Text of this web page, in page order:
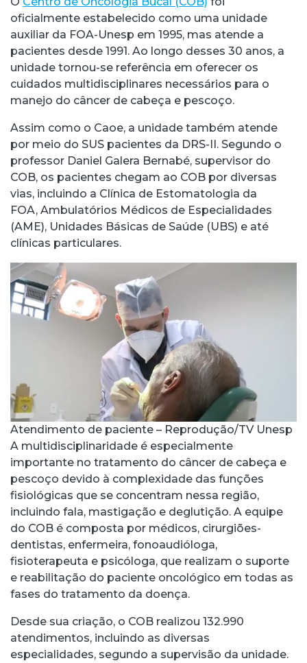
oficialmente estabelecido como uma unidade
auxiliar da FOA-Unesp em 1995, mas atende a
pacientes desde 1991. Ao longo desses 30 anos, a
unidade tornou-se referência em oferecer os
cuidados multidisciplinares necessários para o
manejo do câncer de cabeça e pescoço.
Assim como o Caoe, a unidade também atende
por meio do SUS pacientes da DRS-II. Segundo o
professor Daniel Galera Bernabé, supervisor do
COB, os pacientes chegam ao COB por diversas
vias, incluindo a Clínica de Estomatologia da
FOA, Ambulatórios Médicos de Especialidades
(AME), Unidades Básicas de Saúde (UBS) e até
clínicas particulares.
Atendimento de paciente – Reprodução/TV Unesp
A multidisciplinaridade é especialmente
importante no tratamento do câncer de cabeça e
pescoço devido à complexidade das funções
fisiológicas que se concentram nessa região,
incluindo fala, mastigação e deglutição. A equipe
do COB é composta por médicos, cirurgiões-
dentistas, enfermeira, fonoaudióloga,
fisioterapeuta e psicóloga, que realizam o suporte
e reabilitação do paciente oncológico em todas as
fases do tratamento da doença.
Desde sua criação, o COB realizou 132.990
atendimentos, incluindo as diversas
especialidades, segundo a supervisão da unidade.